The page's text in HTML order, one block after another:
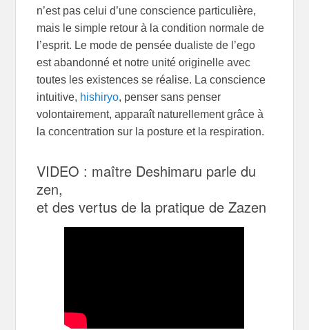
n’est pas celui d’une conscience particulière,
mais le simple retour à la condition normale de
l’esprit. Le mode de pensée dualiste de l’ego
est abandonné et notre unité originelle avec
toutes les existences se réalise. La conscience
intuitive, hishiryo, penser sans penser
volontairement, apparaît naturellement grâce à
la concentration sur la posture et la respiration.
VIDEO : maître Deshimaru parle du
zen,
et des vertus de la pratique de Zazen